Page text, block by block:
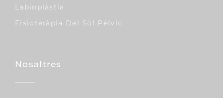
Labioplàstia
Fisioteràpia Del Sòl Pèlvic
Nosaltres